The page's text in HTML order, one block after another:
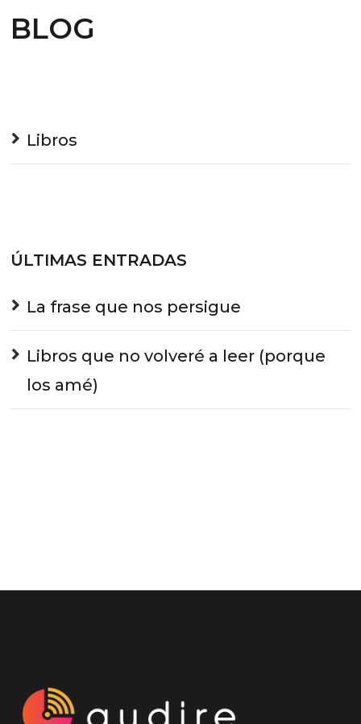
BLOG
Libros
ÚLTIMAS ENTRADAS
La frase que nos persigue
Libros que no volveré a leer (porque
los amé)